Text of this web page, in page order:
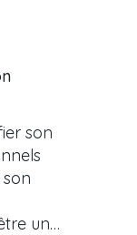
son
un…